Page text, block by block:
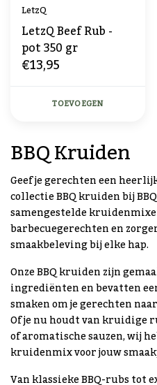
LetzQ
LetzQ Beef Rub -
pot 350 gr
€13,95
TOEVOEGEN
BBQ Kruiden
Geef je gerechten een
collectie BBQ kruiden bij
samengestelde
barbecuegerechten en
smaakbeleving bij elke hap.
Onze BBQ kruiden zijn
ingrediënten en bevatten
smaken om je gerechten
Of je nu houdt van kruidige
of aromatische sauzen, wij
kruidenmix voor jouw
Van klassieke BBQ-rubs tot